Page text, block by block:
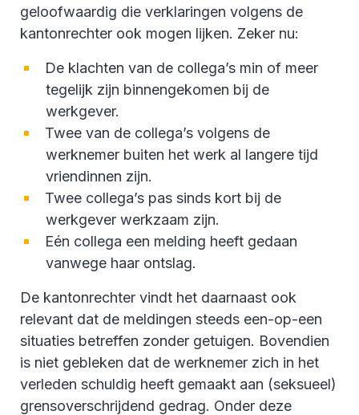
geloofwaardig die verklaringen volgens de
kantonrechter ook mogen lijken. Zeker nu:
De klachten van de collega’s min of meer
tegelijk zijn binnengekomen bij de
werkgever.
Twee van de collega’s volgens de
werknemer buiten het werk al langere tijd
vriendinnen zijn.
Twee collega’s pas sinds kort bij de
werkgever werkzaam zijn.
Eén collega een melding heeft gedaan
vanwege haar ontslag.
De kantonrechter vindt het daarnaast ook
relevant dat de meldingen steeds een-op-een
situaties betreffen zonder getuigen. Bovendien
is niet gebleken dat de werknemer zich in het
verleden schuldig heeft gemaakt aan (seksueel)
grensoverschrijdend gedrag. Onder deze